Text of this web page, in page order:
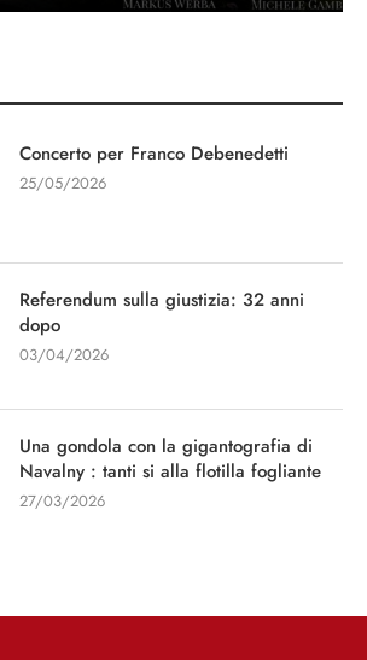
Concerto per Franco Debenedetti
25/05/2026
Referendum sulla giustizia: 32 anni
dopo
03/04/2026
Una gondola con la gigantografia di
Navalny : tanti si alla flotilla fogliante
27/03/2026